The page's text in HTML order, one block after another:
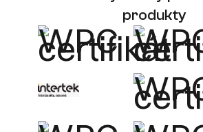
produkty